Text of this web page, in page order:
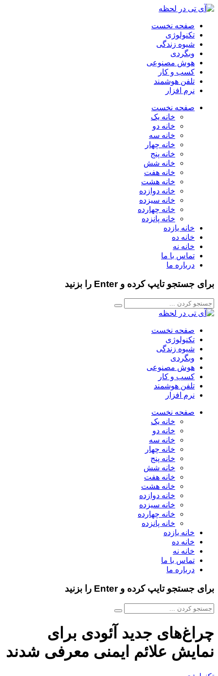
صفحه نخست
تکنولوژی
شیوه زندگی
وبگردی
هوش مصنوعی
کسب و کار
تلفن هوشمند
نرم افزار
صفحه نخست
خانه یک
خانه دو
خانه سه
خانه چهار
خانه پنج
خانه شش
خانه هفت
خانه هشت
خانه دوازده
خانه سیزده
خانه چهارده
خانه پانزده
خانه یازده
خانه ده
خانه نه
تماس با ما
درباره ما
برای جستجو تایپ کرده و Enter را بزنید
صفحه نخست
تکنولوژی
شیوه زندگی
وبگردی
هوش مصنوعی
کسب و کار
تلفن هوشمند
نرم افزار
صفحه نخست
خانه یک
خانه دو
خانه سه
خانه چهار
خانه پنج
خانه شش
خانه هفت
خانه هشت
خانه دوازده
خانه سیزده
خانه چهارده
خانه پانزده
خانه یازده
خانه ده
خانه نه
تماس با ما
درباره ما
برای جستجو تایپ کرده و Enter را بزنید
چراغ‌های جدید آئودی برای
نمایش علائم ایمنی معرفی شدند